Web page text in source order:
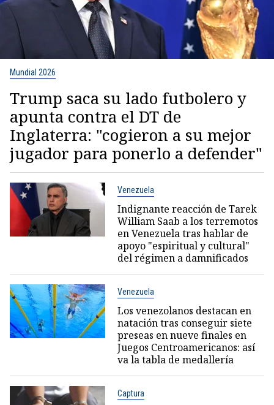
Mundial 2026
Trump saca su lado futbolero y
apunta contra el DT de
Inglaterra: "cogieron a su mejor
jugador para ponerlo a defender"
Venezuela
Indignante reacción de Tarek
William Saab a los terremotos
en Venezuela tras hablar de
apoyo "espiritual y cultural"
del régimen a damnificados
Venezuela
Los venezolanos destacan en
natación tras conseguir siete
preseas en nueve finales en
Juegos Centroamericanos: así
va la tabla de medallería
Captura